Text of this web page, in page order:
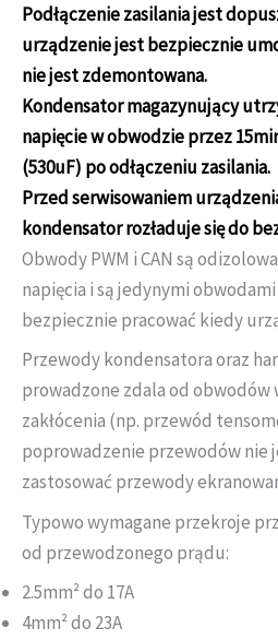
Podłączenie zasilania jest
urządzenie jest bezpiecznie
nie jest zdemontowana.
Kondensator magazynujący
napięcie w obwodzie przez
(530uF) po odłączeniu zasilania.
Przed serwisowaniem
kondensator rozładuje się do
Obwody PWM i CAN są
napięcia i są jedynymi
bezpiecznie pracować kiedy
Przewody kondensatora oraz
prowadzone zdala od obwodów
zakłócenia (np. przewód
poprowadzenie przewodów nie
zastosować przewody
Typowo wymagane przekroje
od przewodzonego prądu:
2.5mm² do 17A
4mm² do 23A